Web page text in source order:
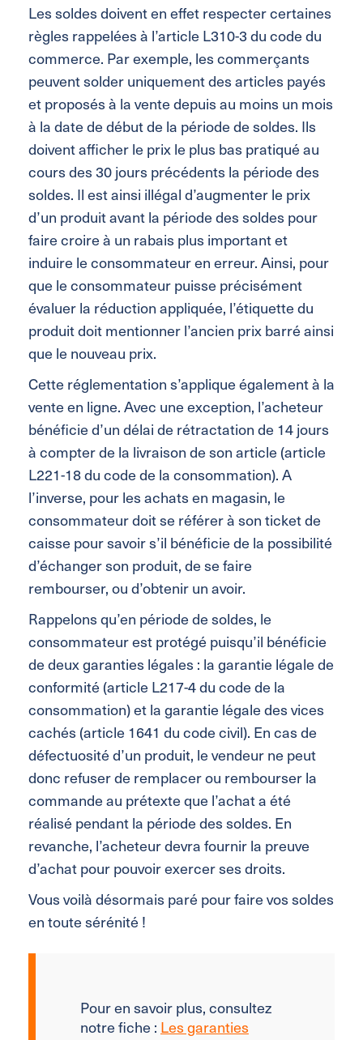
Les soldes doivent en effet respecter certaines
règles rappelées à l’article L310-3 du code du
commerce. Par exemple, les commerçants
peuvent solder uniquement des articles payés
et proposés à la vente depuis au moins un mois
à la date de début de la période de soldes. Ils
doivent afficher le prix le plus bas pratiqué au
cours des 30 jours précédents la période des
soldes. Il est ainsi illégal d’augmenter le prix
d’un produit avant la période des soldes pour
faire croire à un rabais plus important et
induire le consommateur en erreur. Ainsi, pour
que le consommateur puisse précisément
évaluer la réduction appliquée, l’étiquette du
produit doit mentionner l’ancien prix barré ainsi
que le nouveau prix.
Cette réglementation s’applique également à la
vente en ligne. Avec une exception, l’acheteur
bénéficie d’un délai de rétractation de 14 jours
à compter de la livraison de son article (article
L221-18 du code de la consommation). A
l’inverse, pour les achats en magasin, le
consommateur doit se référer à son ticket de
caisse pour savoir s’il bénéficie de la possibilité
d’échanger son produit, de se faire
rembourser, ou d’obtenir un avoir.
Rappelons qu’en période de soldes, le
consommateur est protégé puisqu’il bénéficie
de deux garanties légales : la garantie légale de
conformité (article L217-4 du code de la
consommation) et la garantie légale des vices
cachés (article 1641 du code civil). En cas de
défectuosité d’un produit, le vendeur ne peut
donc refuser de remplacer ou rembourser la
commande au prétexte que l’achat a été
réalisé pendant la période des soldes. En
revanche, l’acheteur devra fournir la preuve
d’achat pour pouvoir exercer ses droits.
Vous voilà désormais paré pour faire vos soldes
en toute sérénité !
Pour en savoir plus, consultez
notre fiche : Les garanties